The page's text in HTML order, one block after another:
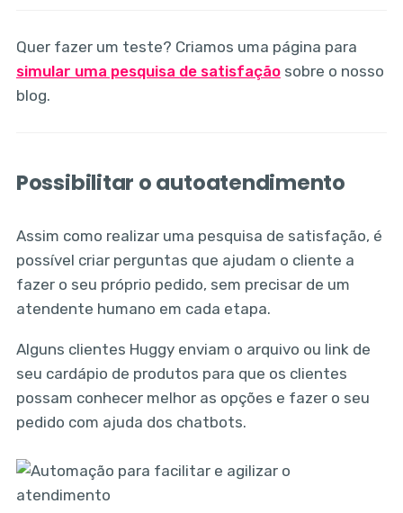
Quer fazer um teste? Criamos uma página para
simular uma pesquisa de satisfaçãosobre o nosso
blog.
Possibilitar o autoatendimento
Assim como realizar uma pesquisa de satisfação, é
possível criar perguntas que ajudam o cliente a
fazer o seu próprio pedido, sem precisar de um
atendente humano em cada etapa.
Alguns clientes Huggy enviam o arquivo ou link de
seu cardápio de produtos para que os clientes
possam conhecer melhor as opções e fazer o seu
pedido com ajuda dos chatbots.